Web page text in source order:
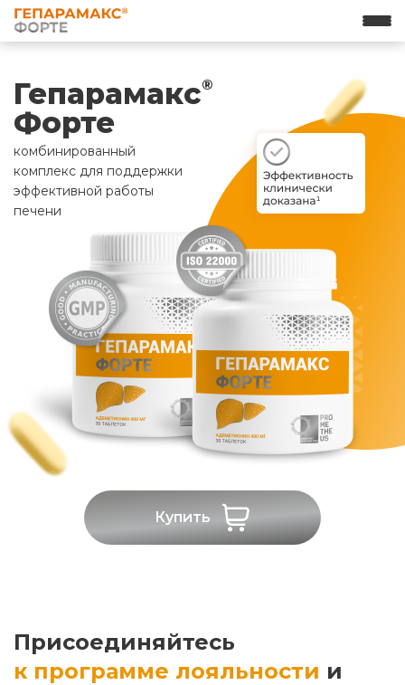
Гепарамакс®
Форте
комбинированный
комплекс для поддержки
эффективной работы
печени
Купить
Присоединяйтесь
к программе лояльности и